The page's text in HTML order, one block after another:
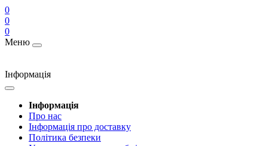
0
0
0
Меню
Інформація
Інформація
Про нас
Інформація про доставку
Політика безпеки